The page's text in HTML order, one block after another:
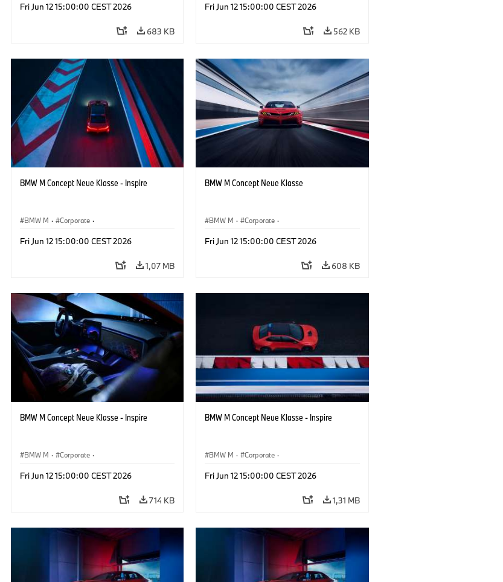
Fri Jun 12 15:00:00 CEST 2026
683 KB
Fri Jun 12 15:00:00 CEST 2026
562 KB
BMW M Concept Neue Klasse - Inspire
BMW M · Corporate ·
Fri Jun 12 15:00:00 CEST 2026
1,07 MB
BMW M Concept Neue Klasse
BMW M · Corporate ·
Fri Jun 12 15:00:00 CEST 2026
608 KB
BMW M Concept Neue Klasse - Inspire
BMW M · Corporate ·
Fri Jun 12 15:00:00 CEST 2026
714 KB
BMW M Concept Neue Klasse - Inspire
BMW M · Corporate ·
Fri Jun 12 15:00:00 CEST 2026
1,31 MB